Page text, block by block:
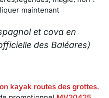
maintenant
et cova en
des Baléares)
kayak routes des grottes.